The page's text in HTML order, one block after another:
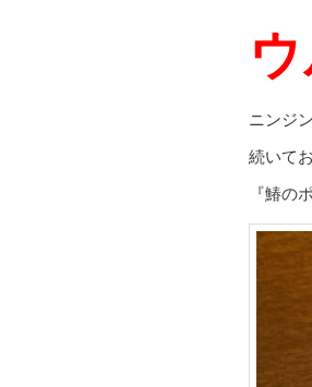
ニンジ
続いて
『鰆